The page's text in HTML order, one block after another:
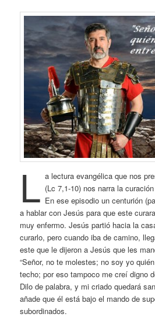
L a lectura evangélica que nos
(Lc 7,1-10) nos narra la
En ese episodio un centurión
a hablar con Jesús para que este
muy enfermo. Jesús partió hacia la
curarlo, pero cuando iba de camino,
este que le dijeron a Jesús que les
“Señor, no te molestes; no soy yo
techo; por eso tampoco me creí digno
Dilo de palabra, y mi criado quedará
añade que él está bajo el mando de
subordinados.